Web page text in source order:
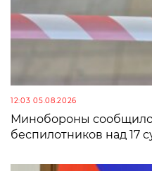
12:03 05.08.2026
Минобороны
беспилотников над 17